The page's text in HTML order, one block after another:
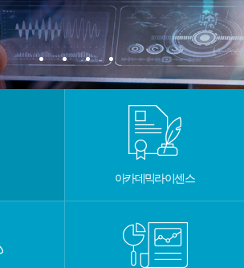
아카데믹라이센스